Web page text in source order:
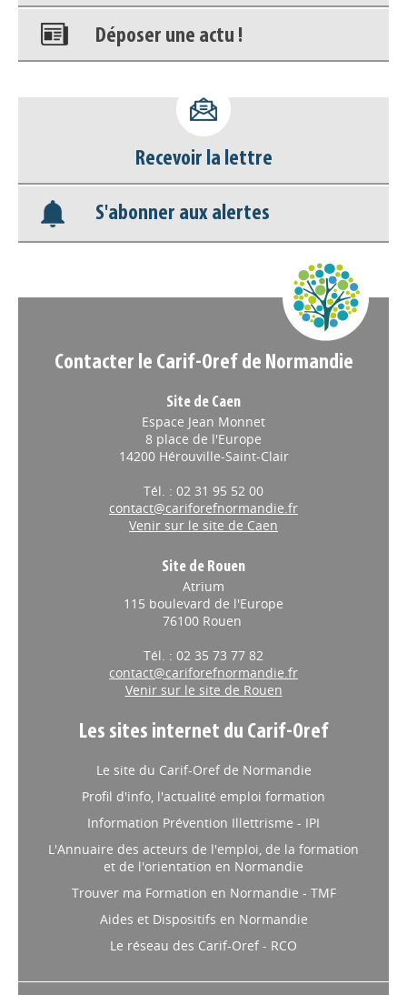
Déposer une actu !
déconnecter)
Base documentaire
Nos veilles Scoop.it
Recevoir la lettre
S'abonner aux alertes
Contacter le Carif-Oref de Normandie
Site de Caen
Espace Jean Monnet
8 place de l'Europe
14200 Hérouville-Saint-Clair
Tél. : 02 31 95 52 00
contact@cariforefnormandie.fr
Venir sur le site de Caen
Site de Rouen
Atrium
115 boulevard de l'Europe
76100 Rouen
Tél. : 02 35 73 77 82
contact@cariforefnormandie.fr
Venir sur le site de Rouen
Les sites internet du Carif-Oref
Le site du Carif-Oref de Normandie
Profil d'info, l'actualité emploi formation
Information Prévention Illettrisme - IPI
L'Annuaire des acteurs de l'emploi, de la formation
et de l'orientation en Normandie
Trouver ma Formation en Normandie - TMF
Aides et Dispositifs en Normandie
Le réseau des Carif-Oref - RCO